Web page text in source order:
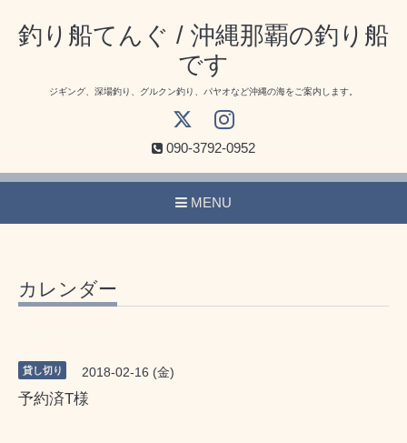
釣り船てんぐ / 沖縄那覇の釣り船
です
ジギング、深場釣り、グルクン釣り、パヤオなど沖縄の海をご案内します。
090-3792-0952
MENU
カレンダー
貸し切り 2018-02-16 (金)
予約済T様